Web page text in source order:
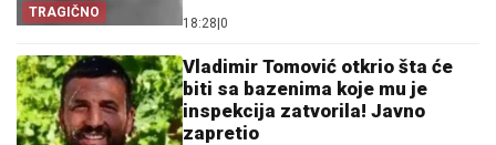
TRAGIČNO
18:28 0
Vladimir Tomović otkrio šta će
biti sa bazenima koje mu je
inspekcija zatvorila! Javno
zapretio